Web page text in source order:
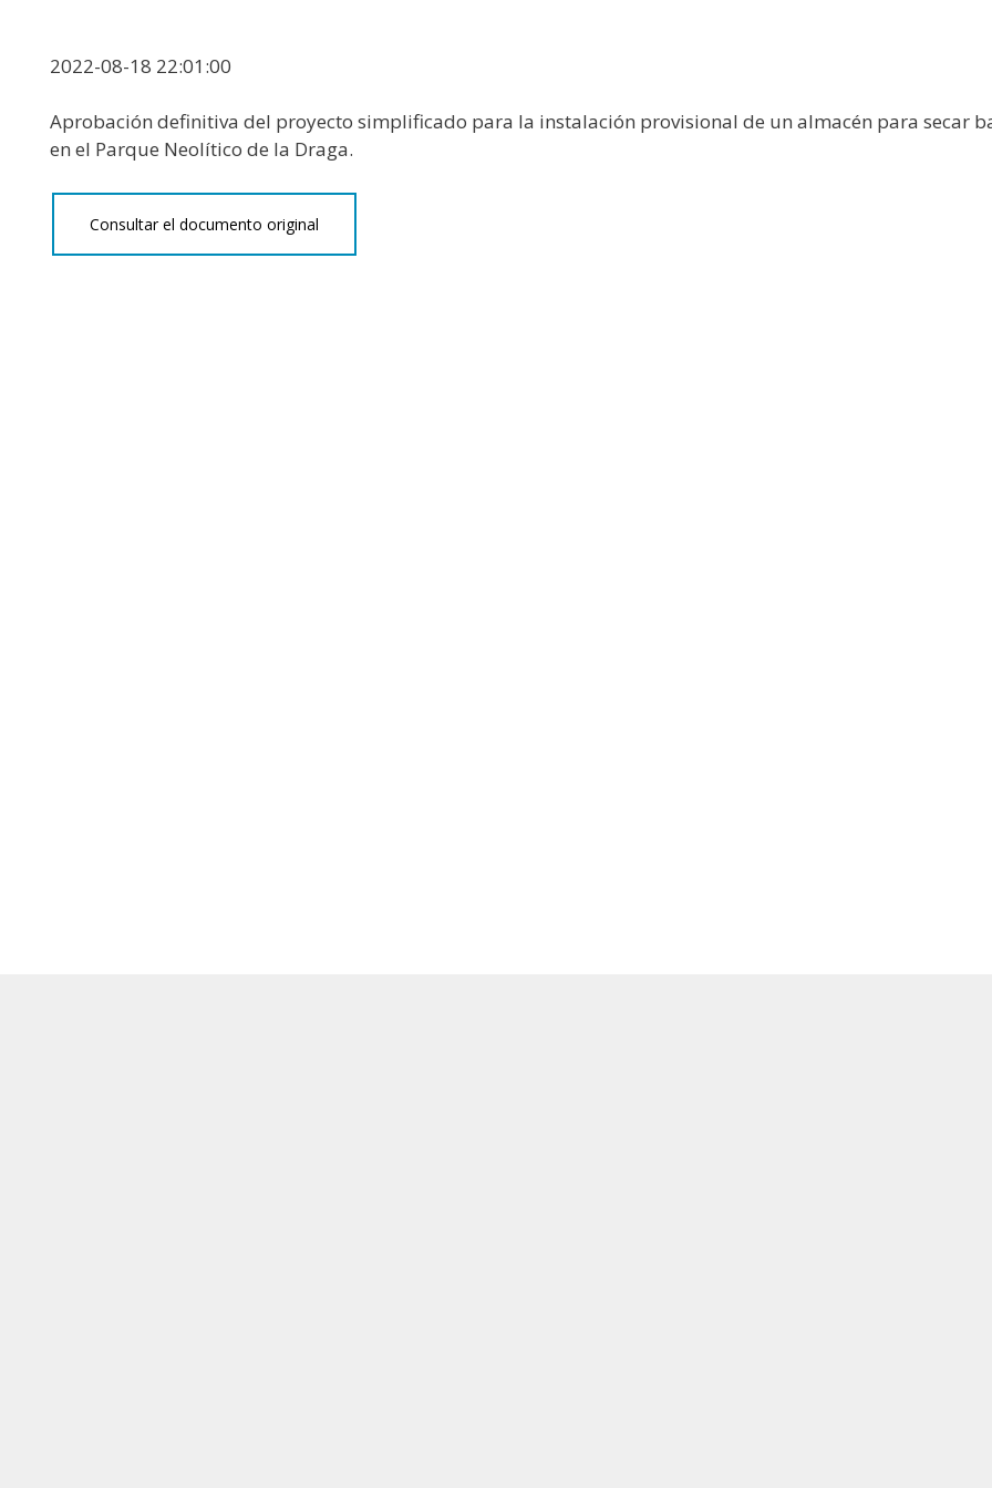
2022-08-18 22:01:00
Aprobación definitiva del proyecto simplificado para la instalación provisional de un almacén para secar
en el Parque Neolítico de la Draga.
Consultar el documento original